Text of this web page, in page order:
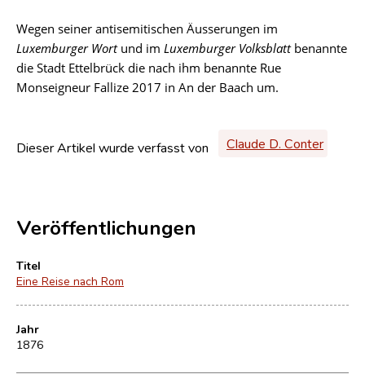
Wegen seiner antisemitischen Äusserungen im
Luxemburger Wortund im Luxemburger Volksblattbenannte
die Stadt Ettelbrück die nach ihm benannte Rue
Monseigneur Fallize 2017 in An der Baach um.
Dieser Artikel wurde verfasst von Claude D. Conter
Veröffentlichungen
Titel
Eine Reise nach Rom
Jahr
1876